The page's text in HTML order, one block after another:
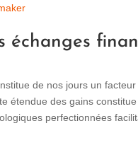
échanges
de nos jours un
étendue des gains
perfectionnées